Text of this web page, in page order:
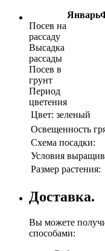
Январь
Посев на
рассаду
Высадка
рассады
Посев в
грунт
Период
цветения
Цвет: зеленый
Освещенность
Схема посадки:
Условия
Размер растения:
Доставка.
Вы можете
способами: